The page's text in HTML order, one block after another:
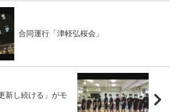
合同運行「津軽弘桜会」
新し続ける」がモ